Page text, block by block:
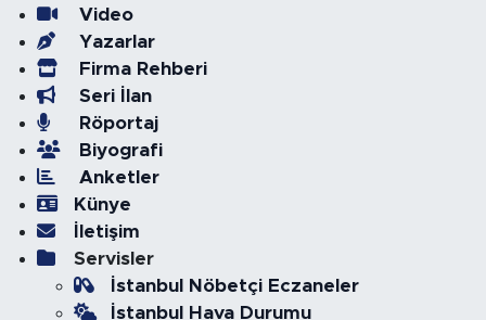
Video
Yazarlar
Firma Rehberi
Seri İlan
Röportaj
Biyografi
Anketler
Künye
İletişim
Servisler
İstanbul Nöbetçi Eczaneler
İstanbul Hava Durumu